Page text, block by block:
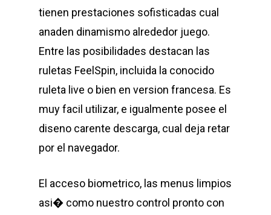
tienen prestaciones sofisticadas cual
anaden dinamismo alrededor juego.
Entre las posibilidades destacan las
ruletas FeelSpin, incluida la conocido
ruleta live o bien en version francesa. Es
muy facil utilizar, e igualmente posee el
diseno carente descarga, cual deja retar
por el navegador.
El acceso biometrico, las menus limpios
asi� como nuestro control pronto con
Fitness Equipment
Plate Loaded
Contact Us
Office Address – Dlf
Block 28/15 Ground
Gurgaon, 122010
T:+919990700878